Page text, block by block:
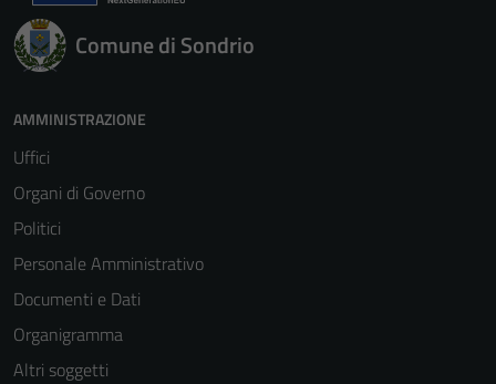
Comune di Sondrio
AMMINISTRAZIONE
Uffici
Organi di Governo
Politici
Personale Amministrativo
Documenti e Dati
Organigramma
Altri soggetti